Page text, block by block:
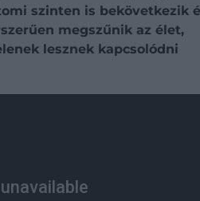
szinten is bekövetkezik
megszűnik az élet,
lesznek kapcsolódni